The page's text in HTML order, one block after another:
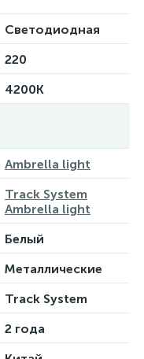
Светодиодная
220
4200K
Ambrella light
Track System
Ambrella light
Белый
Металлические
Track System
2 года